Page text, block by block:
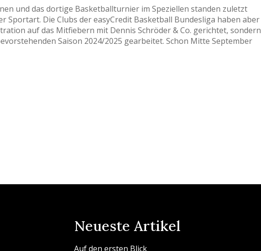
und das dortige Basketballturnier im Speziellen standen zuletzt
Sportart. Die Clubs der easyCredit Basketball Bundesliga haben aber
auf das Mitfiebern mit Dennis Schröder & Co. gerichtet, sondern
Saison 2024/2025 gearbeitet. Schon Mitte September
Neueste Artikel
Auf den ersten Blick